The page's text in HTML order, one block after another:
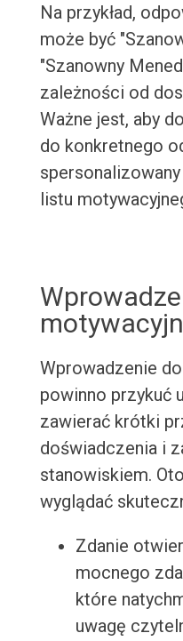
Na przykład,
może być
"Szanowny
zależności od
Ważne jest, aby
do konkretnego
listu
Wprowadzenie
powinno przykuć
zawierać krótki
doświadczenia i
stanowiskiem.
wyglądać
Zdanie
mocnego
które
uwagę